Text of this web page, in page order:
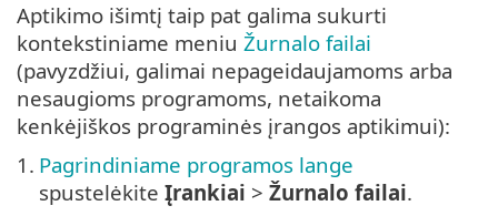
Aptikimo išimtį taip pat galima sukurti
kontekstiniame meniu Žurnalo failai
(pavyzdžiui, galimai nepageidaujamoms arba
nesaugioms programoms, netaikoma
kenkėjiškos programinės įrangos aptikimui):
1. Pagrindiniame programos lange
spustelėkite Įrankiai > Žurnalo failai.